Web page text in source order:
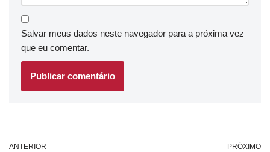
Salvar meus dados neste navegador para a próxima vez
que eu comentar.
ANTERIOR PRÓXIMO